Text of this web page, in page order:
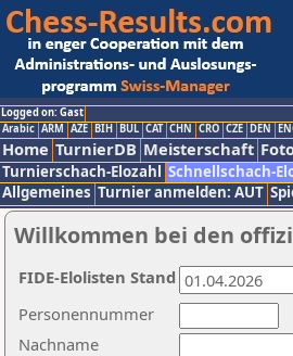
Logged on: Gast
Arabic ARM AZE BIH BUL CAT CHN CRO CZE DEN
Home TurnierDB Meisterschaft
Turnierschach-Elozahl Schnellschach-
Allgemeines Turnier anmelden: AUT
Willkommen bei den
Nachname
Personennummer
FIDE-Elolisten Stand